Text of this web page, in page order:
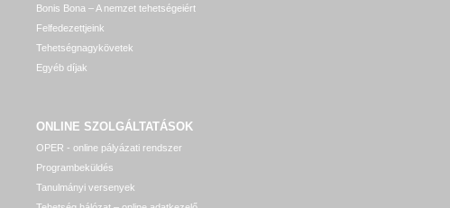
Bonis Bona – A nemzet tehetségeiért
Felfedezettjeink
Tehetségnagykövetek
Egyéb díjak
ONLINE SZOLGÁLTATÁSOK
OPER - online pályázati rendszer
Programbeküldés
Tanulmányi versenyek